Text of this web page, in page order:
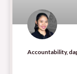
Accountability,